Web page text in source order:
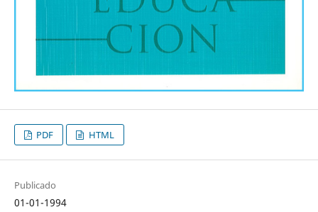
PDF HTML
Publicado
01-01-1994